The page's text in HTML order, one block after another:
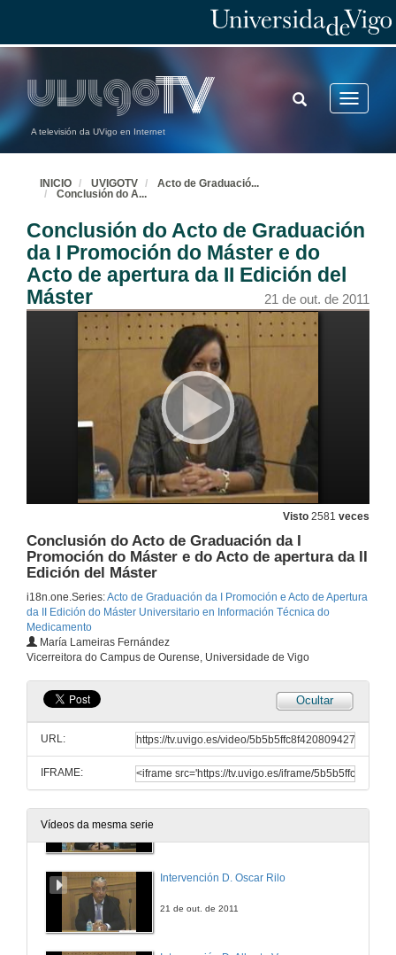
A televisión da UVigo en Internet
Toggle
TOGGLE
SEARCH
INICIO UVIGOTV Acto de Graduació...
Conclusión do A...
Conclusión do Acto de Graduación
da I Promoción do Máster e do
Acto de apertura da II Edición del
Máster
21 de out. de 2011
Visto 2581 veces
Conclusión do Acto de Graduación da I
Promoción do Máster e do Acto de apertura da II
Edición del Máster
i18n.one.Series:Acto de Graduación da I Promoción e Acto de Apertura
da II Edición do Máster Universitario en Información Técnica do
Medicamento
María Lameiras Fernández
Vicerreitora do Campus de Ourense, Universidade de Vigo
Ocultar
URL:
IFRAME:
Vídeos da mesma serie
21 de out. de 2011
Intervención D. Oscar Rilo
21 de out. de 2011